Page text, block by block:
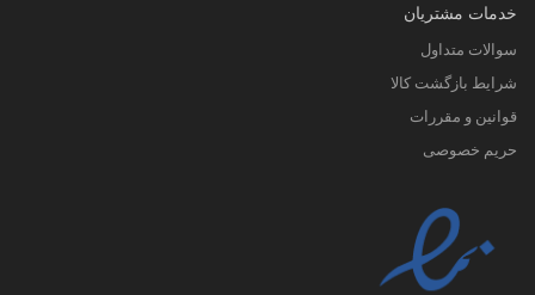
خدمات مشتریان
سوالات متداول
شرایط بازگشت کالا
قوانین و مقررات
حریم خصوصی